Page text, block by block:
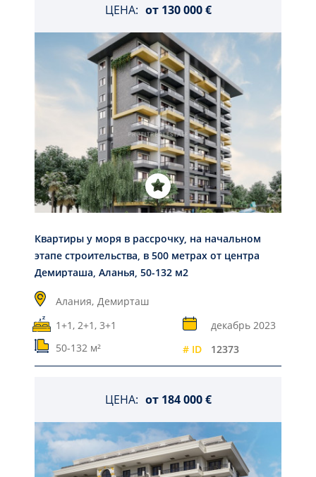
ЦЕНА: от 130 000 €
Квартиры у моря в рассрочку, на начальном
этапе строительства, в 500 метрах от центра
Демирташа, Аланья, 50-132 м2
Алания, Демирташ
1+1, 2+1, 3+1
декабрь 2023
50-132 м²
# ID 12373
ЦЕНА: от 184 000 €